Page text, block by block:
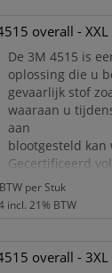
warmtestress en
Uitstekende
deeltjes en
spetters (CE
Stevig, zeer
overall - XXL
De 3M 4515 is
oplossing die u
gevaarlijk stof
waaraan u
aan
blootgesteld kan
Gecertificeerd
voor persoonlijke
(PPE) categorie
warmtestress en
per Stuk
incl. 21% BTW
overall - 3XL